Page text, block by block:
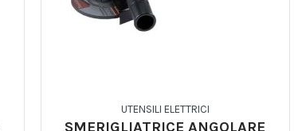
UTENSILI ELETTRICI
SMERIGLIATRICE ANGOLARE